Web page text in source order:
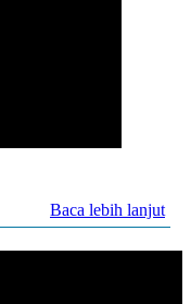
Baca lebih lanjut